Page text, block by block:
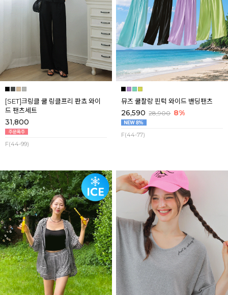
[SET]크링클 쿨 링클프리 판쵸 와이
드 팬츠세트
31,800
F(44-99)
뮤즈 쿨찰랑 핀턱 와이드 밴딩팬츠
26,590 28,900 8%
F(44-77)